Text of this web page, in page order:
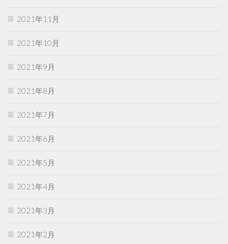
2021年11月
2021年10月
2021年9月
2021年8月
2021年7月
2021年6月
2021年5月
2021年4月
2021年3月
2021年2月